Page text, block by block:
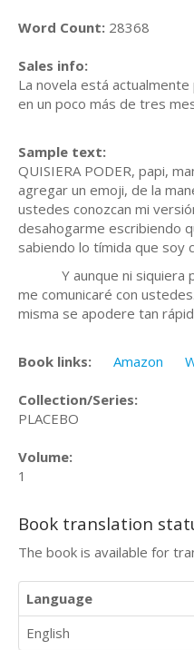
Word Count: 28368
Sales info:
La novela está
en un poco más de tres
Sample text:
QUISIERA PODER, papi,
agregar un emoji, de la
ustedes conozcan mi
desahogarme escribiendo
sabiendo lo tímida que
Y aunque ni siquiera por
me comunicaré con
misma se apodere tan
Book links: Amazon
Collection/Series:
PLACEBO
Volume:
1
Book translation
The book is available for
Language
English